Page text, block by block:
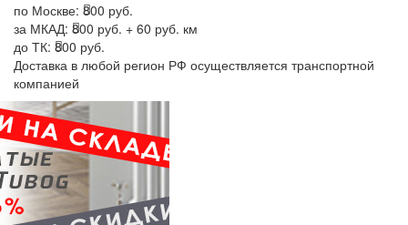
по Москве: 800 руб.
за МКАД: 800 руб. + 60 руб. км
до ТК: 800 руб.
Доставка в любой регион РФ осуществляется транспортной
компанией